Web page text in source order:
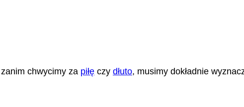
chwycimy za piłę czy dłuto, musimy dokładnie